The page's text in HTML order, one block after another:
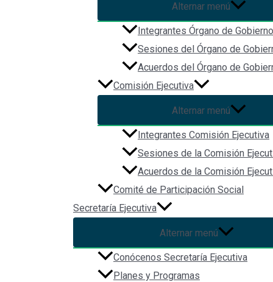
Alternar menú
Integrantes Órgano de Gobierno
Sesiones del Órgano de
Acuerdos del Órgano de
Comisión Ejecutiva
Alternar menú
Integrantes Comisión Ejecutiva
Sesiones de la Comisión
Acuerdos de la Comisión
Comité de Participación Social
Secretaría Ejecutiva
Alternar menú
Conócenos Secretaría Ejecutiva
Planes y Programas
proveerle asistencia técnica, así como los insumos
Estado de Jalisco y en la Ley del Sistema
Redes Sociales